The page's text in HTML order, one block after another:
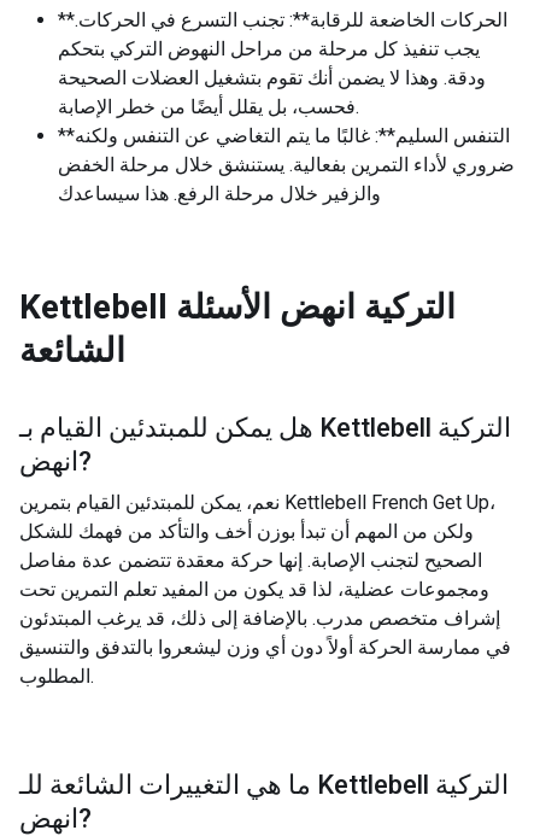
**الحركات الخاضعة للرقابة**: تجنب التسرع في الحركات.
يجب تنفيذ كل مرحلة من مراحل النهوض التركي بتحكم
ودقة. وهذا لا يضمن أنك تقوم بتشغيل العضلات الصحيحة
فحسب، بل يقلل أيضًا من خطر الإصابة.
**التنفس السليم**: غالبًا ما يتم التغاضي عن التنفس ولكنه
ضروري لأداء التمرين بفعالية. يستنشق خلال مرحلة الخفض
والزفير خلال مرحلة الرفع. هذا سيساعدك
Kettlebell التركية انهض الأسئلة
الشائعة
هل يمكن للمبتدئين القيام بـ Kettlebell التركية
انهض?
نعم، يمكن للمبتدئين القيام بتمرين Kettlebell French Get Up،
ولكن من المهم أن تبدأ بوزن أخف والتأكد من فهمك للشكل
الصحيح لتجنب الإصابة. إنها حركة معقدة تتضمن عدة مفاصل
ومجموعات عضلية، لذا قد يكون من المفيد تعلم التمرين تحت
إشراف متخصص مدرب. بالإضافة إلى ذلك، قد يرغب المبتدئون
في ممارسة الحركة أولاً دون أي وزن ليشعروا بالتدفق والتنسيق
المطلوب.
ما هي التغييرات الشائعة للـ Kettlebell التركية
انهض?